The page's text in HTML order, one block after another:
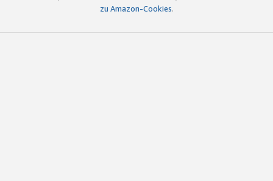
zu Amazon-Cookies.